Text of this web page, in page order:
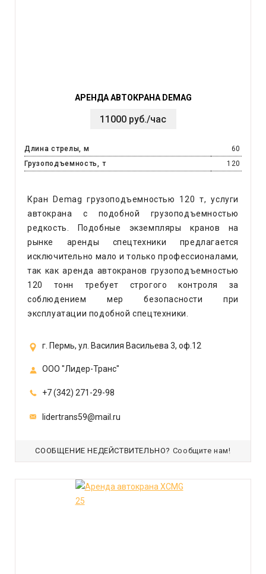
АРЕНДА АВТОКРАНА DEMAG
11000 руб./час
Длина стрелы, м
60
Грузоподъемность, т
120
Кран Demag грузоподъемностью 120 т, услуги
автокрана с подобной грузоподъемностью
редкость. Подобные экземпляры кранов на
рынке аренды спецтехники предлагается
исключительно мало и только профессионалами,
так как аренда автокранов грузоподъемностью
120 тонн требует строгого контроля за
соблюдением мер безопасности при
эксплуатации подобной спецтехники.
г. Пермь, ул. Василия Васильева 3, оф.12
ООО "Лидер-Транс"
+7 (342) 271-29-98
lidertrans59@mail.ru
СООБЩЕНИЕ НЕДЕЙСТВИТЕЛЬНО? Сообщите нам!